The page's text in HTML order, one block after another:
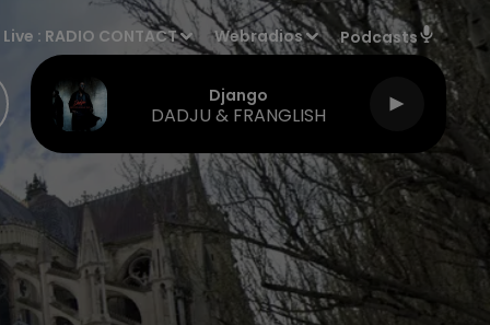
Live : RADIO CONTACT Webradios Podcasts
Django
DADJU & FRANGLISH